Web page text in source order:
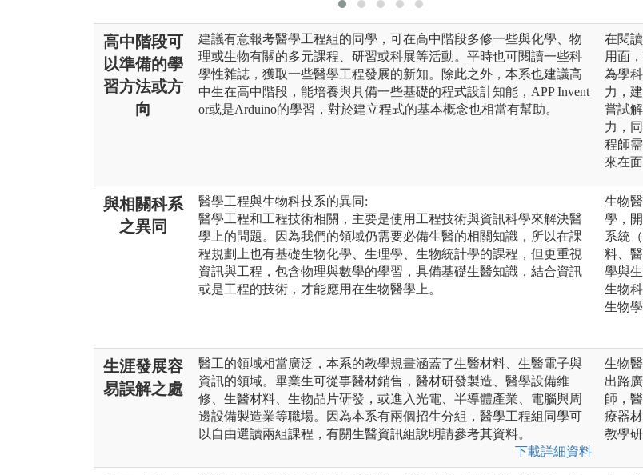
高中階段可
以準備的學
習方法或方
向
建議有意報考醫學工程組的同學，可在高中階段多修一些與化學、物
理或生物有關的多元課程、研習或科展等活動。平時也可閱讀一些科
學性雜誌，獲取一些醫學工程發展的新知。除此之外，本系也建議高
中生在高中階段，能培養與具備一些基礎的程式設計知能，APP Invent
or或是Arduino的學習，對於建立程式的基本概念也相當有幫助。
在閱
用面
為學
力，
嘗試
力，
程師
來在
與相關科系
之異同
醫學工程與生物科技系的異同:
醫學工程和工程技術相關，主要是使用工程技術與資訊科學來解決醫
學上的問題。因為我們的領域仍需要必備生醫的相關知識，所以在課
程規劃上也有基礎生物化學、生理學、生物統計學的課程，但更重視
資訊與工程，包含物理與數學的學習，具備基礎生醫知識，結合資訊
或是工程的技術，才能應用在生物醫學上。
生物
學，
系統
料、
學與
生物
生物
生涯發展容
易誤解之處
醫工的領域相當廣泛，本系的教學規畫涵蓋了生醫材料、生醫電子與
資訊的領域。畢業生可從事醫材銷售，醫材研發製造、醫學設備維
修、生醫材料、生物晶片研發，或進入光電、半導體產業、電腦與周
邊設備製造業等職場。因為本系有兩個招生分組，醫學工程組同學可
以自由選讀兩組課程，有關生醫資訊組說明請參考其資料。
下載詳細資料
生物
出路
師，
療器
教學